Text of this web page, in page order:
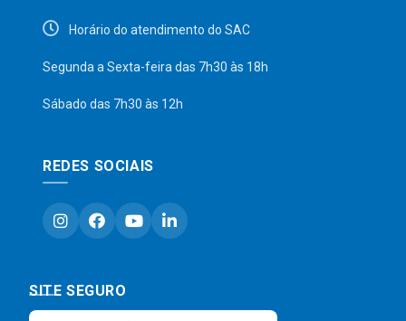
Horário do atendimento do SAC
Segunda a Sexta-feira das 7h30 às 18h
Sábado das 7h30 às 12h
REDES SOCIAIS
SITE SEGURO